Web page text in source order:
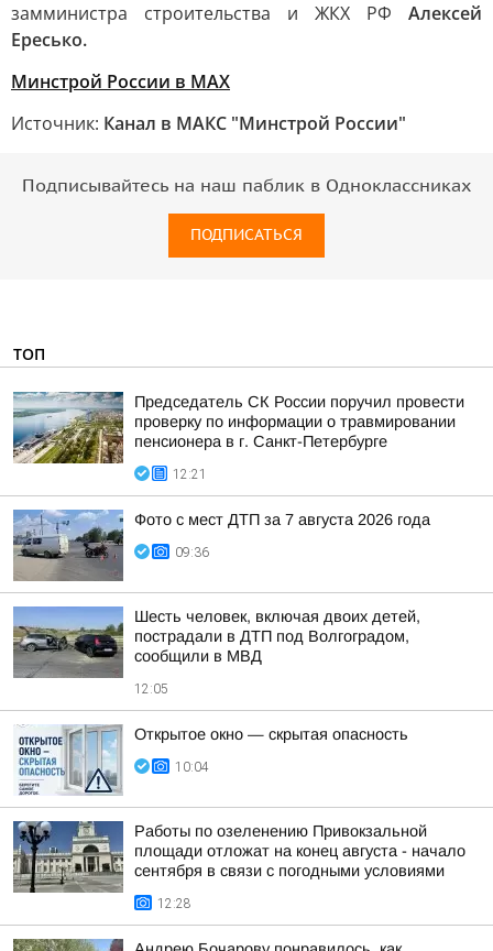
замминистра строительства и ЖКХ РФ Алексей
Ересько.
Минстрой России в MAX
Источник: Канал в МАКС "Минстрой России"
Подписывайтесь на наш паблик в Одноклассниках
ПОДПИСАТЬСЯ
ТОП
Председатель СК России поручил провести
проверку по информации о травмировании
пенсионера в г. Санкт-Петербурге
12:21
Фото с мест ДТП за 7 августа 2026 года
09:36
Шесть человек, включая двоих детей,
пострадали в ДТП под Волгоградом,
сообщили в МВД
12:05
Открытое окно — скрытая опасность
10:04
Работы по озеленению Привокзальной
площади отложат на конец августа - начало
сентября в связи с погодными условиями
12:28